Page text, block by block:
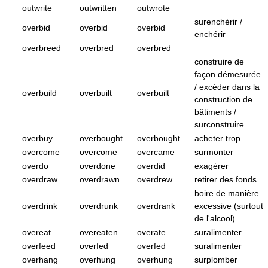
outwrite
outwritten outwrote
overbid overbid overbid
surenchérir /
enchérir
overbreed
overbred overbred
overbuild overbuilt overbuilt
construire de
façon démesurée
/ excéder dans la
construction de
bâtiments /
surconstruire
overbuy
overbought overbought
acheter trop
overcome
overcome overcame
surmonter
overdo
overdone overdid
exagérer
overdraw
overdrawn overdrew retirer des fonds
overdrink overdrunk overdrank
boire de manière
excessive (surtout
de l'alcool)
overeat
overeaten overate
suralimenter
overfeed
overfed overfed
suralimenter
overhang
overhung overhung
surplomber